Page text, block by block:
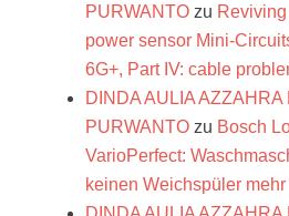
PURWANTO zu
power sensor Mini-
6G+, Part IV: cable
DINDA AULIA AZZAHRA
PURWANTO zu Bosch
VarioPerfect:
keinen Weichspüler mehr